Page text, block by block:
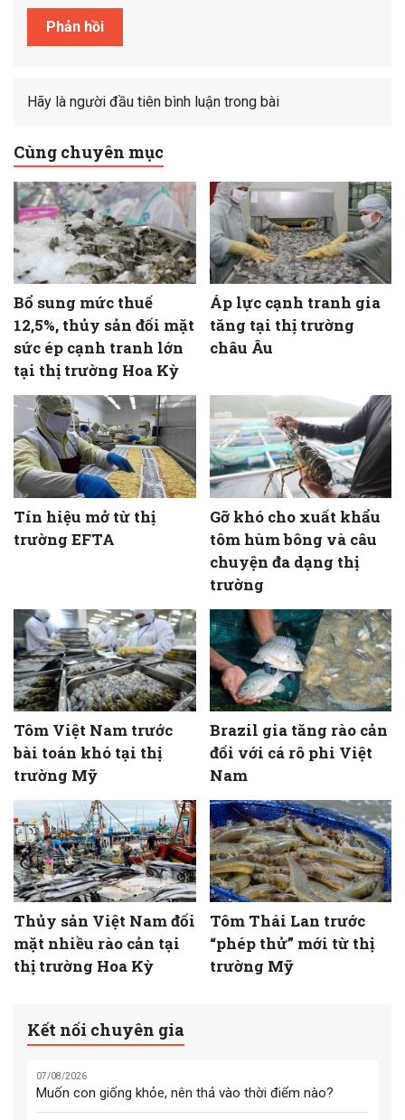
Hãy là người đầu tiên bình luận trong bài
Cùng chuyên mục
Bổ sung mức thuế
12,5%, thủy sản đối mặt
sức ép cạnh tranh lớn
tại thị trường Hoa Kỳ
Áp lực cạnh tranh gia
tăng tại thị trường
châu Âu
Tín hiệu mở từ thị
trường EFTA
Gỡ khó cho xuất khẩu
tôm hùm bông và câu
chuyện đa dạng thị
trường
Tôm Việt Nam trước
bài toán khó tại thị
trường Mỹ
Brazil gia tăng rào cản
đối với cá rô phi Việt
Nam
Thủy sản Việt Nam đối
mặt nhiều rào cản tại
thị trường Hoa Kỳ
Tôm Thái Lan trước
“phép thử” mới từ thị
trường Mỹ
Kết nối chuyên gia
07/08/2026
Muốn con giống khỏe, nên thả vào thời điểm nào?